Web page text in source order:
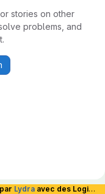
stories on other
problems, and
par Lydra avec des Logiciels Libres et hébergé en